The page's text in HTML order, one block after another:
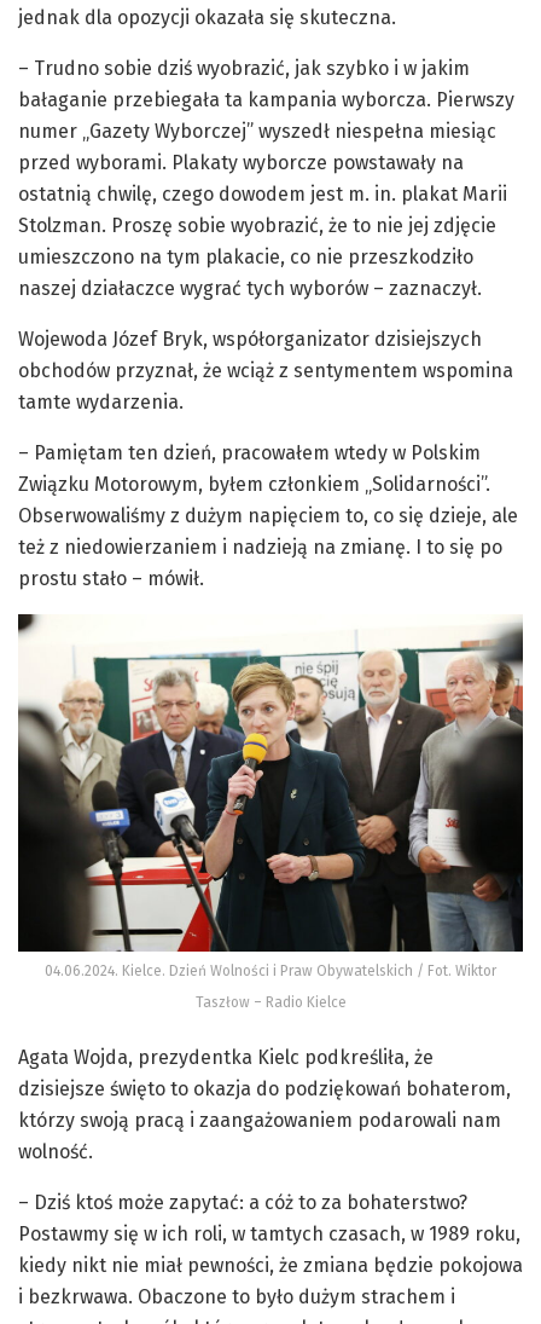
jednak dla opozycji okazała się skuteczna.
– Trudno sobie dziś wyobrazić, jak szybko i w jakim
bałaganie przebiegała ta kampania wyborcza. Pierwszy
numer „Gazety Wyborczej” wyszedł niespełna miesiąc
przed wyborami. Plakaty wyborcze powstawały na
ostatnią chwilę, czego dowodem jest m. in. plakat Marii
Stolzman. Proszę sobie wyobrazić, że to nie jej zdjęcie
umieszczono na tym plakacie, co nie przeszkodziło
naszej działaczce wygrać tych wyborów – zaznaczył.
Wojewoda Józef Bryk, współorganizator dzisiejszych
obchodów przyznał, że wciąż z sentymentem wspomina
tamte wydarzenia.
– Pamiętam ten dzień, pracowałem wtedy w Polskim
Związku Motorowym, byłem członkiem „Solidarności”.
Obserwowaliśmy z dużym napięciem to, co się dzieje, ale
też z niedowierzaniem i nadzieją na zmianę. I to się po
prostu stało – mówił.
04.06.2024. Kielce. Dzień Wolności i Praw Obywatelskich / Fot. Wiktor
Taszłow – Radio Kielce
Agata Wojda, prezydentka Kielc podkreśliła, że
dzisiejsze święto to okazja do podziękowań bohaterom,
którzy swoją pracą i zaangażowaniem podarowali nam
wolność.
– Dziś ktoś może zapytać: a cóż to za bohaterstwo?
Postawmy się w ich roli, w tamtych czasach, w 1989 roku,
kiedy nikt nie miał pewności, że zmiana będzie pokojowa
i bezkrwawa. Obaczone to było dużym strachem i